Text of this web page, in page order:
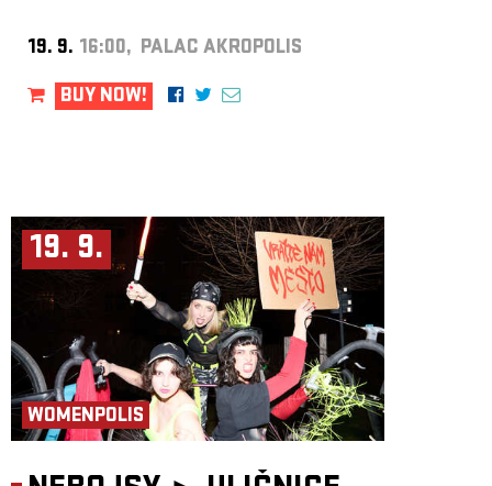
19. 9. 16:00, PALAC AKROPOLIS
BUY NOW!
19. 9.
WOMENPOLIS